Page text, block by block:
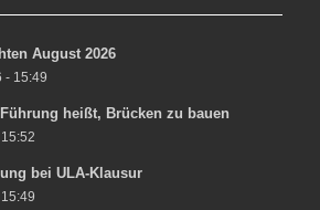
August 2026
- 15:49
heißt, Brücken zu bauen
bei ULA-Klausur